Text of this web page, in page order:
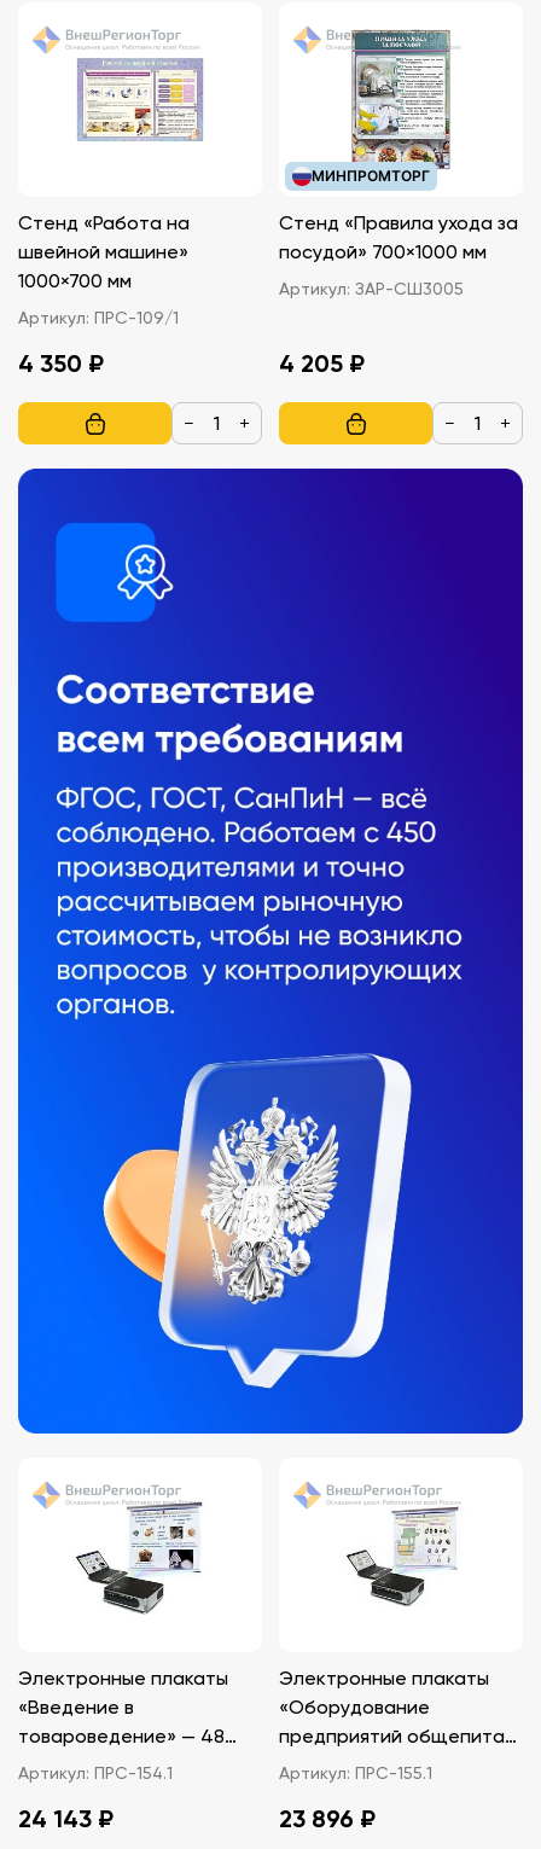
Стенд «Работа на
швейной машине»
1000×700 мм
Артикул: ПРС-109/1
4 350 ₽
− +
МИНПРОМТОРГ
Стенд «Правила ухода за
посудой» 700×1000 мм
Артикул: ЗАР-СШ3005
4 205 ₽
− +
Электронные плакаты
«Введение в
товароведение» — 48
модулей
Артикул: ПРС-154.1
24 143 ₽
Электронные плакаты
«Оборудование
предприятий общепита»
— 85 модулей
Артикул: ПРС-155.1
23 896 ₽